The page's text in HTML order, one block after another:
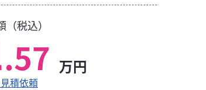
税込）
.57 万円
積依頼